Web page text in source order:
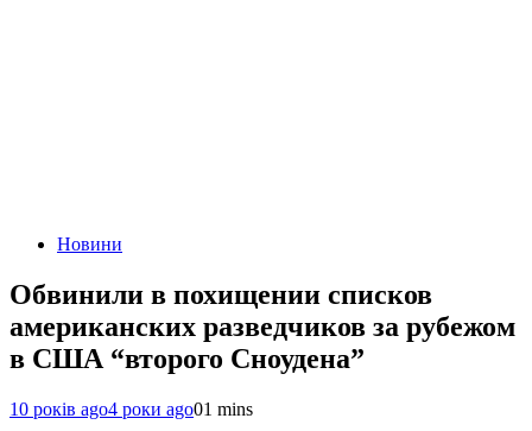
Новини
Обвинили в похищении списков
американских разведчиков за рубежом
в США “второго Сноудена”
10 років ago4 роки ago01 mins